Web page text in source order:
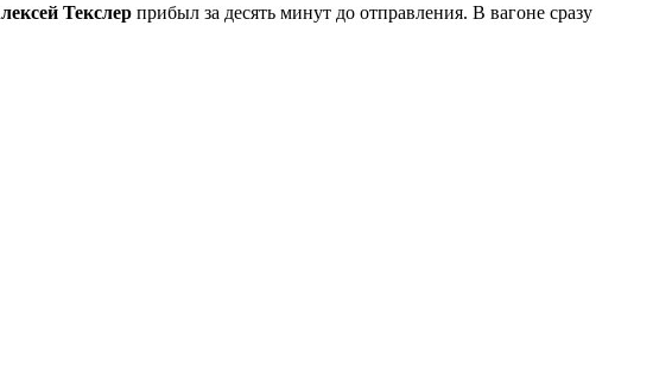
Текслер прибыл за десять минут до отправления. В вагоне сразу